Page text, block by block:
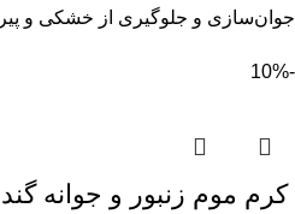
جوان‌سازی و جلوگیری از خشکی و
-10%